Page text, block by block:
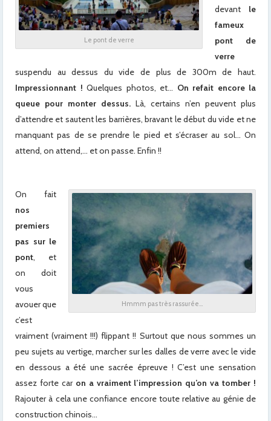
Le pont de verre
devant le
fameux
pont de
verre
suspendu au dessus du vide de plus de 300m de haut.
Impressionnant ! Quelques photos, et… On refait encore la
queue pour monter dessus. Là, certains n’en peuvent plus
d’attendre et sautent les barrières, bravant le début du vide et ne
manquant pas de se prendre le pied et s’écraser au sol… On
attend, on attend,… et on passe. Enfin !!
Hmmm pas très rassurée…
On fait
nos
premiers
pas sur le
pont, et
on doit
vous
avouer que
c’est
vraiment (vraiment !!!) flippant !! Surtout que nous sommes un
peu sujets au vertige, marcher sur les dalles de verre avec le vide
en dessous a été une sacrée épreuve ! C’est une sensation
assez forte car on a vraiment l’impression qu’on va tomber !
Rajouter à cela une confiance encore toute relative au génie de
construction chinois…